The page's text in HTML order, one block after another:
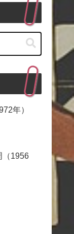
年）
（1956